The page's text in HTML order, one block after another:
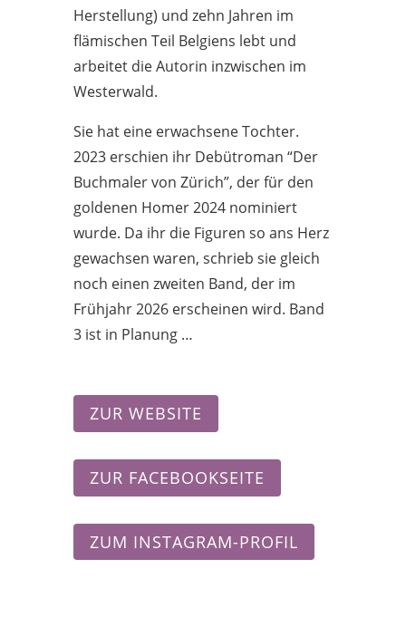
Herstellung) und zehn Jahren im
flämischen Teil Belgiens lebt und
arbeitet die Autorin inzwischen im
Westerwald.
Sie hat eine erwachsene Tochter.
2023 erschien ihr Debütroman “Der
Buchmaler von Zürich”, der für den
goldenen Homer 2024 nominiert
wurde. Da ihr die Figuren so ans Herz
gewachsen waren, schrieb sie gleich
noch einen zweiten Band, der im
Frühjahr 2026 erscheinen wird. Band
3 ist in Planung …
ZUR WEBSITE
ZUR FACEBOOKSEITE
ZUM INSTAGRAM-PROFIL